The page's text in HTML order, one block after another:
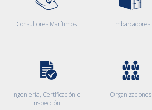
Consultores Marítimos Embarcadores
Ingeniería, Certificación e
Inspección
Organizaciones